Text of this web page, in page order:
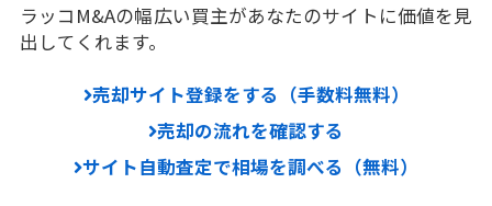
ラッコM&Aの幅広い買主があなたのサイトに価値を見
出してくれます。
売却サイト登録をする（手数料無料）
売却の流れを確認する
サイト自動査定で相場を調べる（無料）